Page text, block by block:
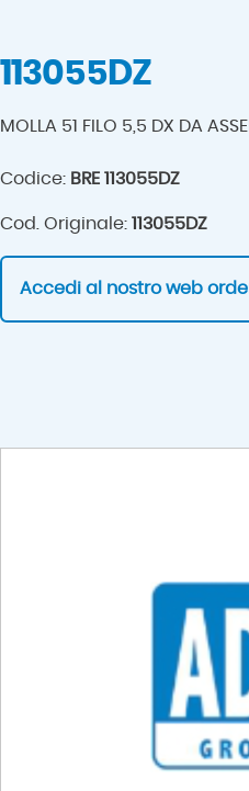
113055DZ
MOLLA 51 FILO 5,5 DX DA
Codice: BRE 113055DZ
Cod. Originale: 113055DZ
Accedi al nostro web